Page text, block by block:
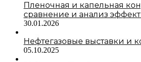
Пленочная и капельная
сравнение и анализ
30.01.2026
Нефтегазовые выставки и
05.10.2025